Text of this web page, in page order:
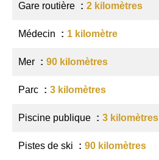
Gare routière 2 kilomètres
Médecin 1 kilomètre
Mer 90 kilomètres
Parc 3 kilomètres
Piscine publique 3 kilomètres
Pistes de ski 90 kilomètres